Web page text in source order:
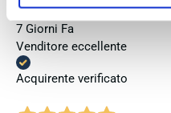
7 Giorni Fa
Venditore eccellente
Acquirente verificato